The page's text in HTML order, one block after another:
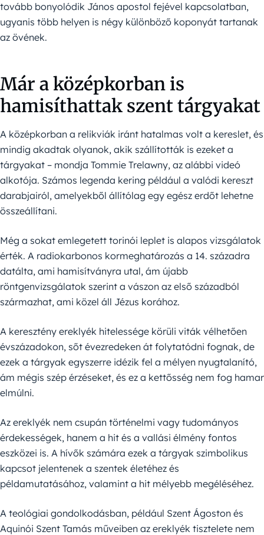
tovább bonyolódik János apostol fejével kapcsolatban,
ugyanis több helyen is négy különböző koponyát tartanak
az övének.
Már a középkorban is
hamisíthattak szent tárgyakat
A középkorban a relikviák iránt hatalmas volt a kereslet, és
mindig akadtak olyanok, akik szállították is ezeket a
tárgyakat – mondja Tommie Trelawny, az alábbi videó
alkotója. Számos legenda kering például a valódi kereszt
darabjairól, amelyekből állítólag egy egész erdőt lehetne
összeállítani.
Még a sokat emlegetett torinói leplet is alapos vizsgálatok
érték. A radiokarbonos kormeghatározás a 14. századra
datálta, ami hamisítványra utal, ám újabb
röntgenvizsgálatok szerint a vászon az első századból
származhat, ami közel áll Jézus korához.
A keresztény ereklyék hitelessége körüli viták vélhetően
évszázadokon, sőt évezredeken át folytatódni fognak, de
ezek a tárgyak egyszerre idézik fel a mélyen nyugtalanító,
ám mégis szép érzéseket, és ez a kettősség nem fog hamar
elmúlni.
Az ereklyék nem csupán történelmi vagy tudományos
érdekességek, hanem a hit és a vallási élmény fontos
eszközei is. A hívők számára ezek a tárgyak szimbolikus
kapcsot jelentenek a szentek életéhez és
példamutatásához, valamint a hit mélyebb megéléséhez.
A teológiai gondolkodásban, például Szent Ágoston és
Aquinói Szent Tamás műveiben az ereklyék tisztelete nem